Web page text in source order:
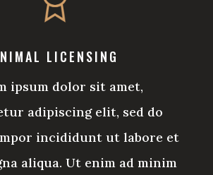
LICENSING
ipsum dolor sit amet,
adipiscing elit, sed do
incididunt ut labore et
aliqua. Ut enim ad minim